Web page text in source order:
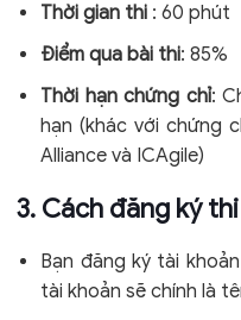
Thời gian thi : 60 phút
Điểm qua bài thi: 85%
Thời hạn chứng chỉ:
hạn (khác với chứng
Alliance và ICAgile)
3. Cách đăng ký thi
Bạn đăng ký tài
tài khoản sẽ chính là